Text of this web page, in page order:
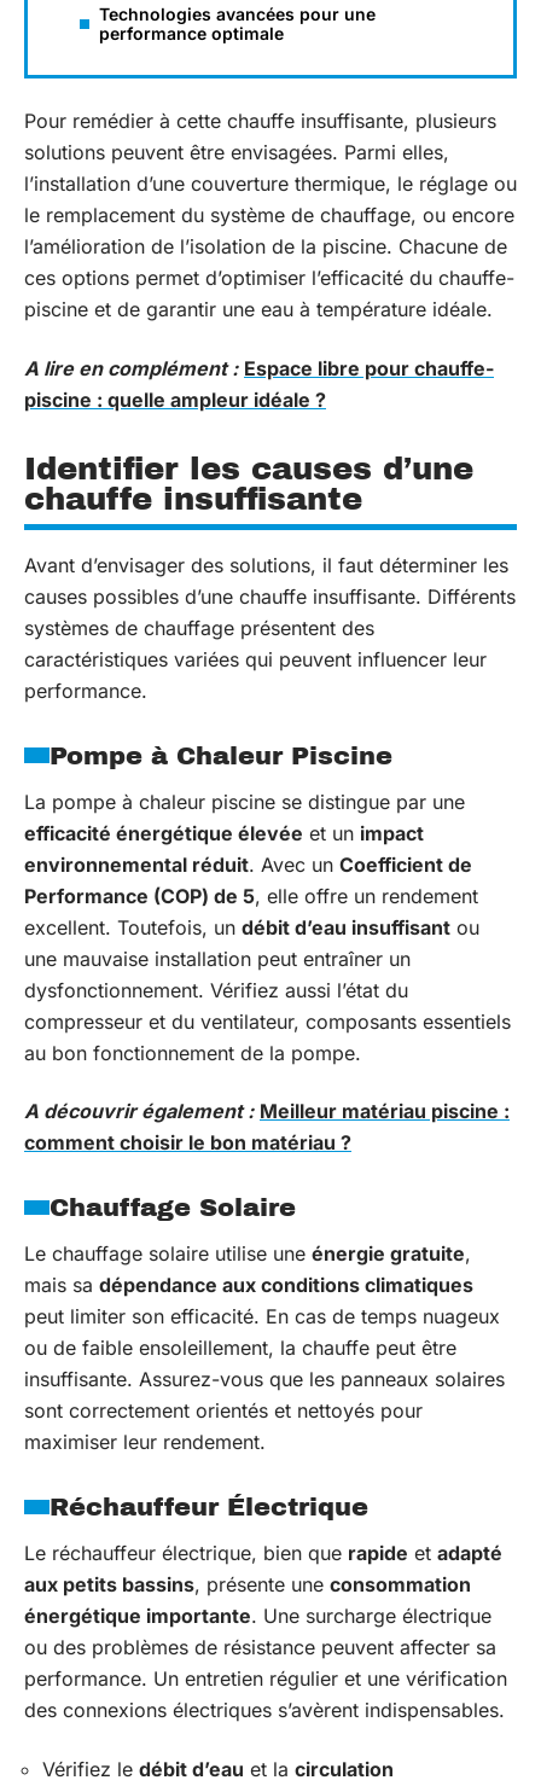
Technologies avancées pour une
performance optimale
Pour remédier à cette chauffe insuffisante, plusieurs
solutions peuvent être envisagées. Parmi elles,
l’installation d’une couverture thermique, le réglage ou
le remplacement du système de chauffage, ou encore
l’amélioration de l’isolation de la piscine. Chacune de
ces options permet d’optimiser l’efficacité du chauffe-
piscine et de garantir une eau à température idéale.
A lire en complément : Espace libre pour chauffe-
piscine : quelle ampleur idéale ?
Identifier les causes d’une
chauffe insuffisante
Avant d’envisager des solutions, il faut déterminer les
causes possibles d’une chauffe insuffisante. Différents
systèmes de chauffage présentent des
caractéristiques variées qui peuvent influencer leur
performance.
Pompe à Chaleur Piscine
La pompe à chaleur piscine se distingue par une
efficacité énergétique élevée et un impact
environnemental réduit. Avec un Coefficient de
Performance (COP) de 5, elle offre un rendement
excellent. Toutefois, un débit d’eau insuffisant ou
une mauvaise installation peut entraîner un
dysfonctionnement. Vérifiez aussi l’état du
compresseur et du ventilateur, composants essentiels
au bon fonctionnement de la pompe.
A découvrir également : Meilleur matériau piscine :
comment choisir le bon matériau ?
Chauffage Solaire
Le chauffage solaire utilise une énergie gratuite,
mais sa dépendance aux conditions climatiques
peut limiter son efficacité. En cas de temps nuageux
ou de faible ensoleillement, la chauffe peut être
insuffisante. Assurez-vous que les panneaux solaires
sont correctement orientés et nettoyés pour
maximiser leur rendement.
Réchauffeur Électrique
Le réchauffeur électrique, bien que rapide et adapté
aux petits bassins, présente une consommation
énergétique importante. Une surcharge électrique
ou des problèmes de résistance peuvent affecter sa
performance. Un entretien régulier et une vérification
des connexions électriques s’avèrent indispensables.
Vérifiez le débit d’eau et la circulation